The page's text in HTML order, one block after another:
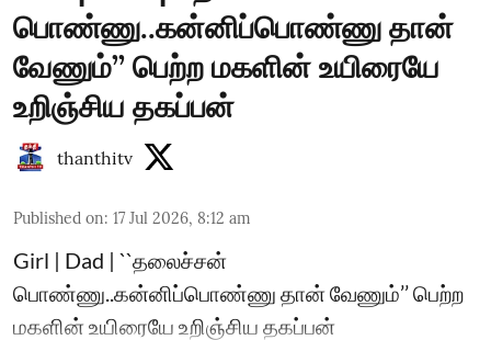
பொண்ணு..கன்னிப்பொண்ணு தான்
வேணும்’’ பெற்ற மகளின் உயிரையே
உறிஞ்சிய தகப்பன்
thanthitv
Published on: 17 Jul 2026, 8:12 am
Girl | Dad | ``தலைச்சன்
பொண்ணு..கன்னிப்பொண்ணு தான் வேணும்’’ பெற்ற
மகளின் உயிரையே உறிஞ்சிய தகப்பன்